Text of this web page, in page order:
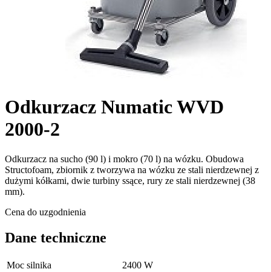
Odkurzacz Numatic WVD
2000-2
Odkurzacz na sucho (90 l) i mokro (70 l) na wózku. Obudowa
Structofoam, zbiornik z tworzywa na wózku ze stali nierdzewnej z
dużymi kółkami, dwie turbiny ssące, rury ze stali nierdzewnej (38
mm).
Cena do uzgodnienia
Dane techniczne
Moc silnika
2400 W